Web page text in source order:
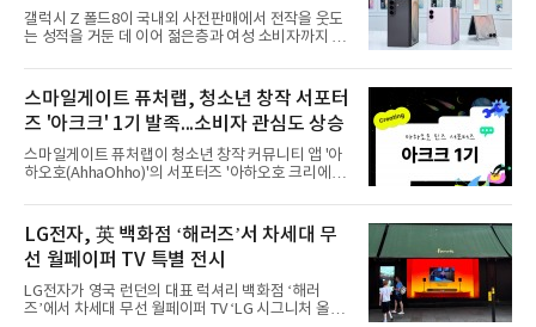
갤럭시 Z 폴드8이 국내외 사전판매에서 전작을 웃도
는 성적을 거둔 데 이어 젊은층과 여성 소비자까지 빠
산성을 앞세운 기존 폴드의 소비자층에서 벗어나 디
자인과 휴대성을 강화하면서 폴더블폰의 대중화를 본
격화하고 있다는 분석이 나온다.10일 카운터포인트
리서치에 따르면 갤럭시 Z8 시리즈의 글로벌 사전판
매량은 전작 대비 30% 이상 증가했다. 국내 사전판매
량은 전작 대비 39% 늘었고 유럽에서도 20% 이상
증가했다. 미국에서도 역대 폴드 시리즈 가운데 가장
폼팩터 변화가 영향
스마일게이트 퓨처랩, 청소년 창작 서포터
즈 '아크크' 1기 발족...소비자 관심도 상승
스마일게이트 퓨처랩이 청소년 창작 커뮤니티 앱 '아
하오호(AhhaOhho)'의 서포터즈 '아하오호 크리에이
기를 발족했다고 10일 밝혔다.아하오호는 퓨처랩이
지난 10년간 오프라인 공간에서 운영해 온 창의환경
철학을 디지털로 확장한 플랫폼이다. 학습자가 자신
의 관심사에서 출발해 직접 만들고 시행착오를 겪으
며 배움을 넓혀가도록 설계됐다. 디지털 콘텐츠를 소
비만 하기 쉬운 AI 시대의 아이들에게 정답을 따라가
는 능력보다 스스로 질문하고 만들어보는 '주체적 배
LG전자, 英 백화점 ‘해러즈’서 차세대 무
선 월페이퍼 TV 특별 전시
LG전자가 영국 런던의 대표 럭셔리 백화점 ‘해러
즈’에서 차세대 무선 월페이퍼 TV ‘LG 시그니처 올레